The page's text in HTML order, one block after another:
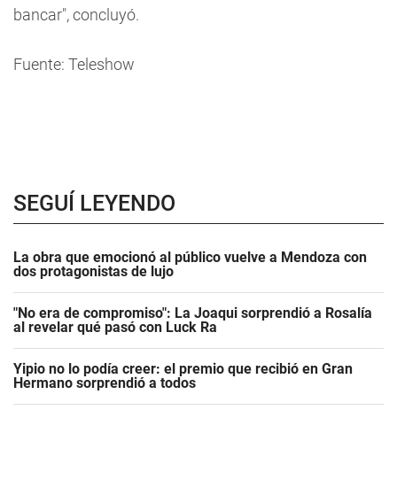
bancar", concluyó.
Fuente: Teleshow
SEGUÍ LEYENDO
La obra que emocionó al público vuelve a Mendoza con
dos protagonistas de lujo
"No era de compromiso": La Joaqui sorprendió a Rosalía
al revelar qué pasó con Luck Ra
Yipio no lo podía creer: el premio que recibió en Gran
Hermano sorprendió a todos